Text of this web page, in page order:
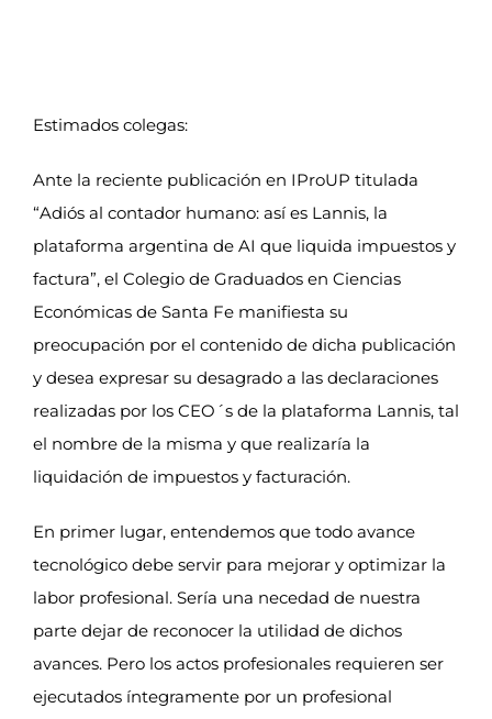
Estimados colegas:
Ante la reciente publicación en IProUP titulada
“Adiós al contador humano: así es Lannis, la
plataforma argentina de AI que liquida impuestos y
factura”, el Colegio de Graduados en Ciencias
Económicas de Santa Fe manifiesta su
preocupación por el contenido de dicha publicación
y desea expresar su desagrado a las declaraciones
realizadas por los CEO´s de la plataforma Lannis, tal
el nombre de la misma y que realizaría la
liquidación de impuestos y facturación.
En primer lugar, entendemos que todo avance
tecnológico debe servir para mejorar y optimizar la
labor profesional. Sería una necedad de nuestra
parte dejar de reconocer la utilidad de dichos
avances. Pero los actos profesionales requieren ser
ejecutados íntegramente por un profesional